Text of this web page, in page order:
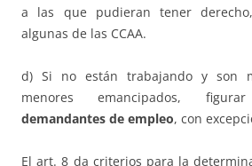
a las que pudieran tener
algunas de las CCAA.
d) Si no están trabajando y son
menores emancipados,
demandantes de empleo, con
El art. 8 da criterios para la